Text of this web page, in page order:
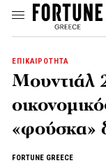
ΕΠΙΚΑΙΡΟΤΗΤΑ
Μουντιάλ
«φούσκα»
FORTUNE GREECE